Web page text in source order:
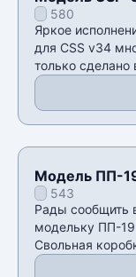
v34580
Яркое
для CSS v34
только сделано
Модель ПП-
v34543
Рады сообщить
модельку ПП-19
Свольная